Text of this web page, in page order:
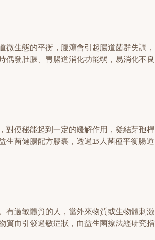
生態的平衡，腹瀉會引起腸道菌群失調，
偶發肚脹、胃腸道消化功能弱，易消化不良
對便秘能起到一定的緩解作用，凝結芽孢桿
生菌健腸配方膠囊，透過15大菌種平衡腸道
有過敏體質的人，當外來物質或生物體刺激
質而引發過敏症狀，而益生菌療法經研究指